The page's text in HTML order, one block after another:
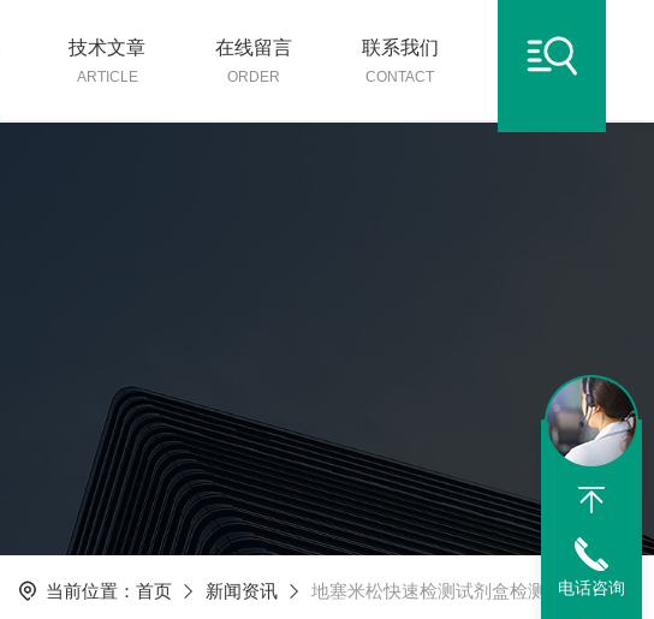
技术文章
ARTICLE
在线留言
ORDER
联系我们
CONTACT
当前位置： 首页 新闻资讯 地塞米松快速检测试剂盒检测原理电话咨询